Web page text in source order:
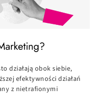
działają obok siebie,
efektywności działań
z nietrafionymi